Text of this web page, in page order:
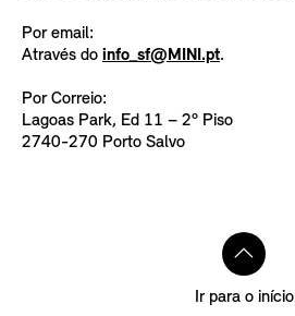
Por email:
Através do info_sf@MINI.pt.
Por Correio:
Lagoas Park, Ed 11 – 2º Piso
2740-270 Porto Salvo
Ir para o início